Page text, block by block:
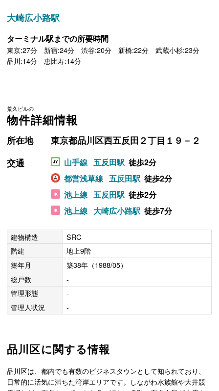
大崎広小路駅
ターミナル駅までの所要時間
東京:27分 新宿:24分 渋谷:20分 新橋:22分 武蔵小杉:23分
品川:14分 恵比寿:14分
荒久ビルの
物件詳細情報
所在地
東京都品川区西五反田２丁目１９－２
交通
山手線 五反田駅 徒歩2分
都営浅草線 五反田駅 徒歩2分
池上線 五反田駅 徒歩2分
池上線 大崎広小路駅 徒歩7分
建物構造
SRC
階建
地上9階
築年月
築38年（1988/05）
総戸数
-
管理形態
-
管理人状況
-
品川区に関する情報
品川区は、都内でも有数のビジネスタウンとして知られており、
日常的に活気に満ちた湾岸エリアです。しながわ水族館や大井競